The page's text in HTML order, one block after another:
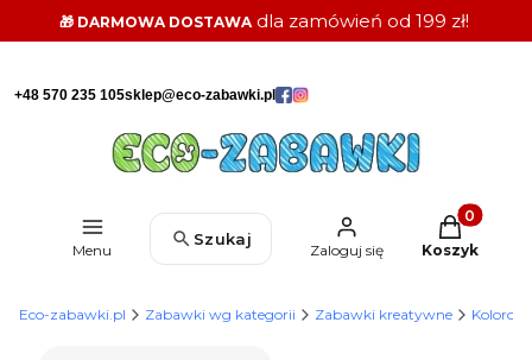
🎁 DARMOWA DOSTAWAdla zamówień od 199 zł!
+48 570 235 105sklep@eco-zabawki.pl
Menu
Szukaj
Zaloguj się
Produkty w
Koszyk
Eco-zabawki.pl Zabawki wg kategorii Zabawki kreatywne